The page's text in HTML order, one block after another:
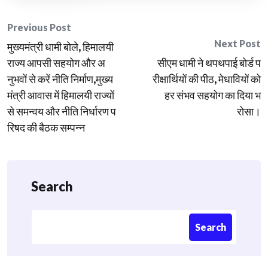
Post
navigation
Previous Post
मुख्यमंत्री धामी बोले, हिमालयी
राज्य आपसी सहयोग और अ
नुभवों से करें नीति निर्माण,मुख्य
मंत्री आवास में हिमालयी राज्यों
से समन्वय और नीति निर्धारण प
रिषद की बैठक सम्पन्न
Next Post
सीएम धामी ने थपथपाई बोर्ड प
रीक्षार्थियों की पीठ, मेधावियों को
हर संभव सहयोग का दिया भ
रोसा।
Search
Search